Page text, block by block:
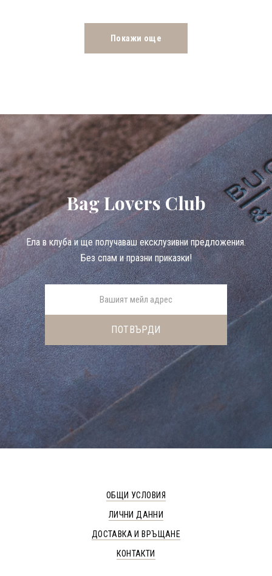
Покажи още
Bag Lovers Club
Eла в клуба и ще получаваш ексклузивни предложения.
Без спам и празни приказки!
ОБЩИ УСЛОВИЯ
ЛИЧНИ ДАННИ
ДОСТАВКА И ВРЪЩАНЕ
КОНТАКТИ